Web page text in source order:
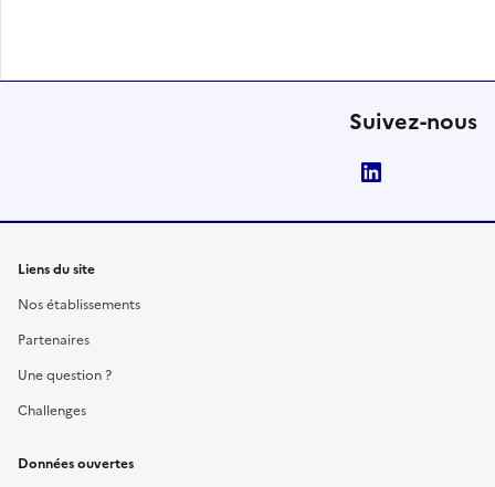
Suivez-nous
Liens du site
Nos établissements
Partenaires
Une question ?
Challenges
Données ouvertes